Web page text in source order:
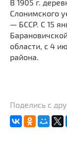
В 1905 г.
Слонимского
— БССР. С 15
области, с 4
района.
Поделись с